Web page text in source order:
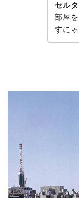
セル
部屋
すに